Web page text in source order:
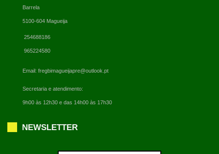
Barrela
5100-604 Magueija
254688186
965224580
Email: fregbimagueijapre@outlook.pt
Secretaria e atendimento:
9h00 às 12h30 e das 14h00 às 17h30
NEWSLETTER